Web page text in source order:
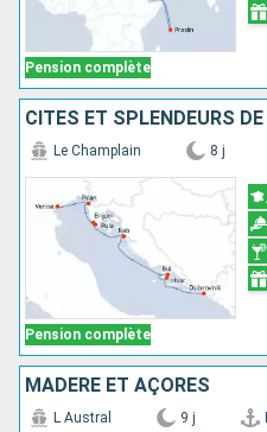
Pension complète
Pension complète
Le Champlain 8 j
MADÈRE ET AÇORES
L Austral 9 j